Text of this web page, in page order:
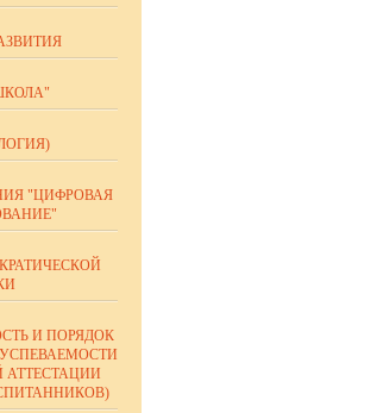
"ЦИФРОВАЯ
И ПОРЯДОК